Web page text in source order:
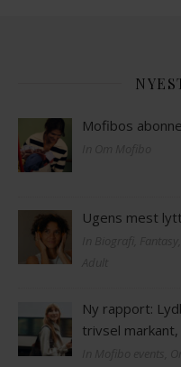
Mofibos
Ugens mest
Ny rapport:
trivsel